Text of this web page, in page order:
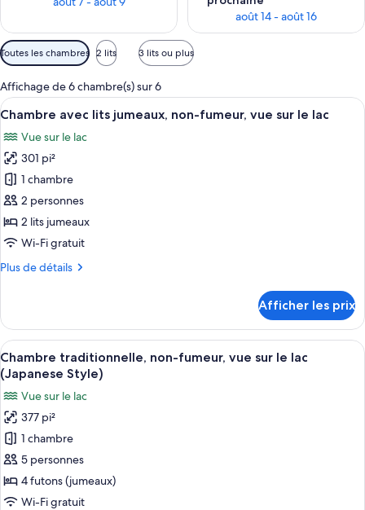
août 14 - août 16
Filtres
disponibles
pour
les
chambres
Toutes les chambres 2 lits 3 lits ou plus
Affichage de 6 chambre(s) sur 6
Afficher
toutes
les
photos
pour
ce
type
de
chambre :
Chambre
jumeaux,
non-
fumeur,
vue
sur
le
lac
Une chambre d’hôtel avec deux lits,
5
Chambre avec lits jumeaux, non-fumeur, vue sur le lac
Vue sur le lac
301 pi²
1 chambre
2 personnes
2 lits jumeaux
Wi-Fi gratuit
Plus de détails
Plus
Chambre
avec
lits
jumeaux,
non-
fumeur,
vue
sur
le
lac
Afficher les prix
Afficher
toutes
les
photos
pour
ce
type
de
chambre :
Une pièce de style japonais
6
Chambre traditionnelle, non-fumeur, vue sur le lac
(Japanese Style)
Vue sur le lac
377 pi²
1 chambre
5 personnes
4 futons (jumeaux)
Wi-Fi gratuit